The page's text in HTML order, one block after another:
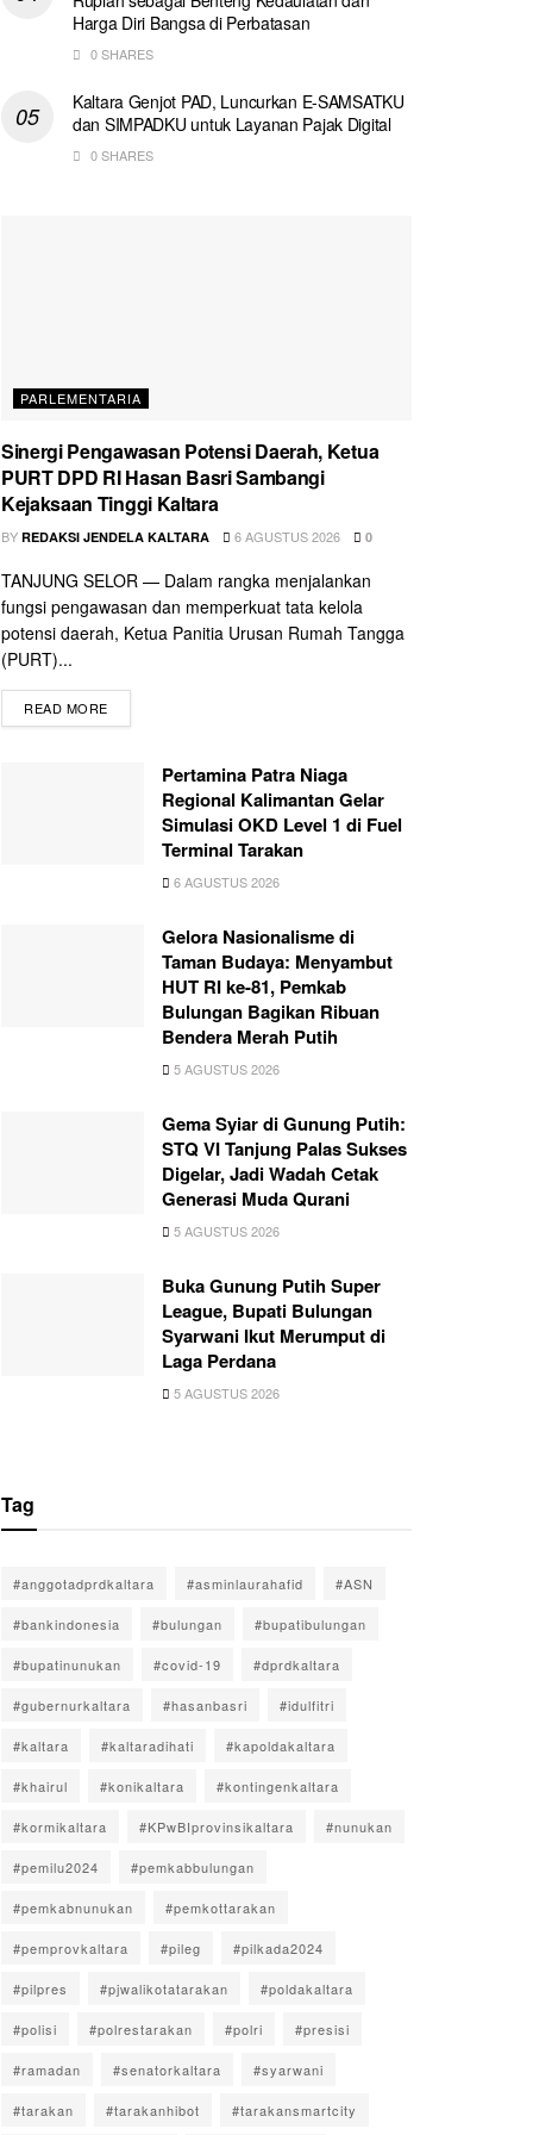
Harga Diri Bangsa di Perbatasan
0 SHARES
Kaltara Genjot PAD, Luncurkan E-SAMSATKU
dan SIMPADKU untuk Layanan Pajak Digital
0 SHARES
PARLEMENTARIA
Sinergi Pengawasan Potensi Daerah, Ketua
PURT DPD RI Hasan Basri Sambangi
Kejaksaan Tinggi Kaltara
BY REDAKSI JENDELA KALTARA 6 AGUSTUS 2026 0
TANJUNG SELOR — Dalam rangka menjalankan
fungsi pengawasan dan memperkuat tata kelola
potensi daerah, Ketua Panitia Urusan Rumah Tangga
(PURT)...
READ MORE
Pertamina Patra Niaga
Regional Kalimantan Gelar
Simulasi OKD Level 1 di Fuel
Terminal Tarakan
6 AGUSTUS 2026
Gelora Nasionalisme di
Taman Budaya: Menyambut
HUT RI ke-81, Pemkab
Bulungan Bagikan Ribuan
Bendera Merah Putih
5 AGUSTUS 2026
Gema Syiar di Gunung Putih:
STQ VI Tanjung Palas Sukses
Digelar, Jadi Wadah Cetak
Generasi Muda Qurani
5 AGUSTUS 2026
Buka Gunung Putih Super
League, Bupati Bulungan
Syarwani Ikut Merumput di
Laga Perdana
5 AGUSTUS 2026
Tag
#anggotadprdkaltara #asminlaurahafid #ASN
#bankindonesia #bulungan #bupatibulungan
#bupatinunukan #covid-19 #dprdkaltara
#gubernurkaltara #hasanbasri #idulfitri
#kaltara #kaltaradihati #kapoldakaltara
#khairul #konikaltara #kontingenkaltara
#kormikaltara #KPwBIprovinsikaltara #nunukan
#pemilu2024 #pemkabbulungan
#pemkabnunukan #pemkottarakan
#pemprovkaltara #pileg #pilkada2024
#pilpres #pjwalikotatarakan #poldakaltara
#polisi #polrestarakan #polri #presisi
#ramadan #senatorkaltara #syarwani
#tarakan #tarakanhibot #tarakansmartcity